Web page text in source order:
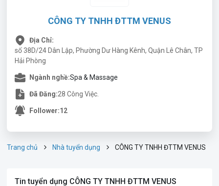
CÔNG TY TNHH ĐTTM VENUS
Địa Chỉ:
số 38D/24 Dân Lập, Phường Dư Hàng Kênh, Quận Lê Chân, TP
Hải Phòng
Ngành nghề:Spa & Massage
Đã Đăng:28 Công Việc.
Follower:12
Trang chủ Nhà tuyển dụng CÔNG TY TNHH ĐTTM VENUS
Tin tuyển dụng CÔNG TY TNHH ĐTTM VENUS